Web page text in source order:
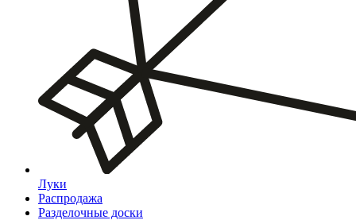
Луки
Распродажа
Разделочные доски